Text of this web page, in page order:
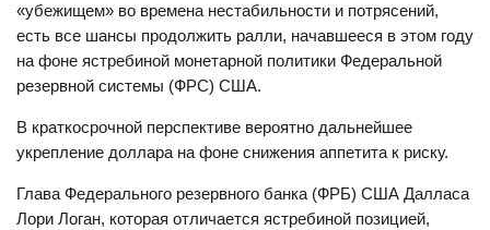
«убежищем» во времена нестабильности и потрясений,
есть все шансы продолжить ралли, начавшееся в этом году
на фоне ястребиной монетарной политики Федеральной
резервной системы (ФРС) США.
В краткосрочной перспективе вероятно дальнейшее
укрепление доллара на фоне снижения аппетита к риску.
Глава Федерального резервного банка (ФРБ) США Далласа
Лори Логан, которая отличается ястребиной позицией,